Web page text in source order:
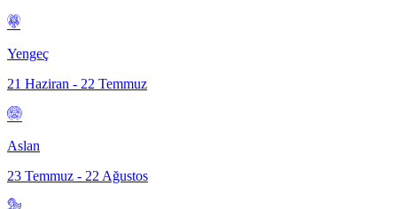
Yengeç
21 Haziran - 22 Temmuz
Aslan
23 Temmuz - 22 Ağustos